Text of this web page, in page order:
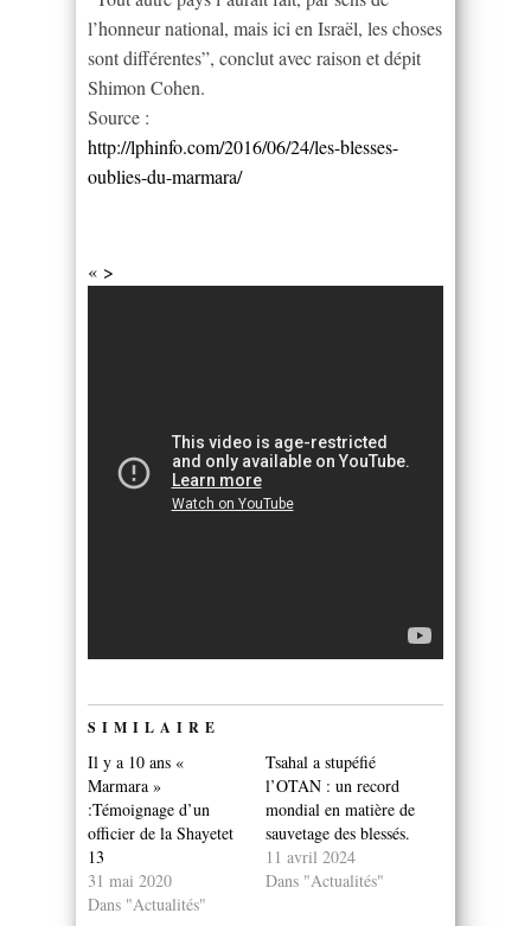
l’honneur national, mais ici en Israël, les choses
sont différentes”, conclut avec raison et dépit
Shimon Cohen.
Source :
http://lphinfo.com/2016/06/24/les-blesses-
oublies-du-marmara/
« >
SIMILAIRE
Il y a 10 ans «
Marmara »
:Témoignage d’un
officier de la Shayetet
13
31 mai 2020
Dans "Actualités"
Tsahal a stupéfié
l’OTAN : un record
mondial en matière de
sauvetage des blessés.
11 avril 2024
Dans "Actualités"